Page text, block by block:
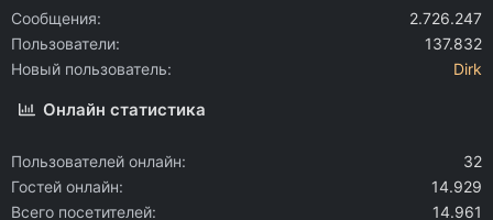
Сообщения
2.726.247
Пользователи
137.832
Новый пользователь
Dirk
Онлайн статистика
Пользователей онлайн
32
Гостей онлайн
14.929
Всего посетителей
14.961